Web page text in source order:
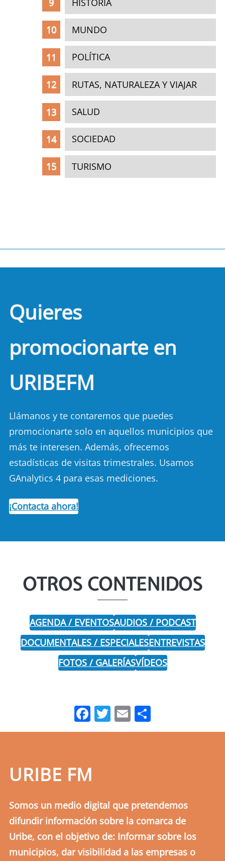
MUNDO
POLÍTICA
RUTAS, NATURALEZA Y VIAJAR
SALUD
SOCIEDAD
TURISMO
Quieres
promocionarte en
URIBEFM
Llámanos y te contaremos que puedes
promocionarte solo en aquellos municipios que
más te interesen. Además, ofrecemos
estadísticas de visitas trimestrales. Usamos
GAnalytics 4 para esas mediciones.
¡Contacta ahora!
OTROS CONTENIDOS
AGENDA / EVENTOSAUDIOS / PODCAST
DOCUMENTALES / ESPECIALESENTREVISTAS
FOTOS / GALERÍASVÍDEOS
Facebook
Twitter
Email
URIBE FM
Somos un medio digital que pretendemos
difundir información sobre la comarca de
Uribe, con el objetivo de: Informar sobre los
municipios, dar visibilidad a las empresas o